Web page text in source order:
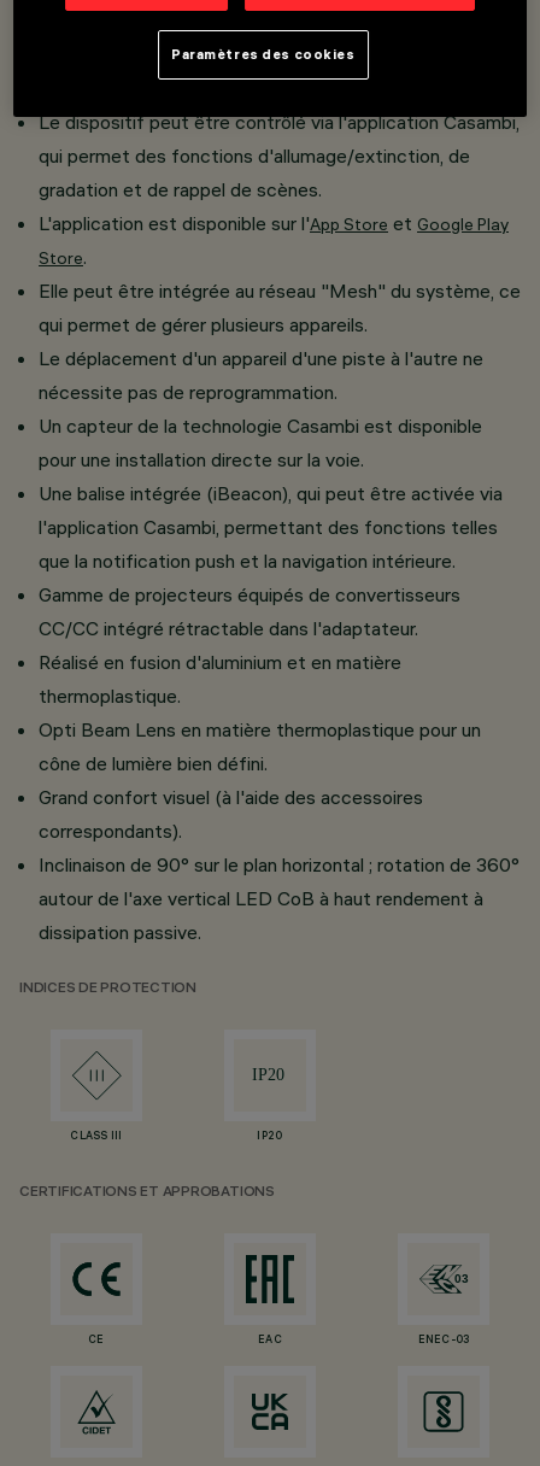
indépendant de chaque module d'éclairage inséré dans la
Le dispositif peut être contrôlé via l'application Casambi,
qui permet des fonctions d'allumage/extinction, de
gradation et de rappel de scènes.
L'application est disponible sur l'App Store et Google Play
Store.
Elle peut être intégrée au réseau "Mesh" du système, ce
qui permet de gérer plusieurs appareils.
Le déplacement d'un appareil d'une piste à l'autre ne
nécessite pas de reprogrammation.
Un capteur de la technologie Casambi est disponible
pour une installation directe sur la voie.
Une balise intégrée (iBeacon), qui peut être activée via
l'application Casambi, permettant des fonctions telles
que la notification push et la navigation intérieure.
Gamme de projecteurs équipés de convertisseurs
CC/CC intégré rétractable dans l'adaptateur.
Réalisé en fusion d'aluminium et en matière
thermoplastique.
Opti Beam Lens en matière thermoplastique pour un
cône de lumière bien défini.
Grand confort visuel (à l'aide des accessoires
correspondants).
Inclinaison de 90° sur le plan horizontal ; rotation de 360°
autour de l'axe vertical LED CoB à haut rendement à
dissipation passive.
INDICES DE PROTECTION
CLASS III IP20
CERTIFICATIONS ET APPROBATIONS
CE EAC ENEC-03
Paramètres des cookies